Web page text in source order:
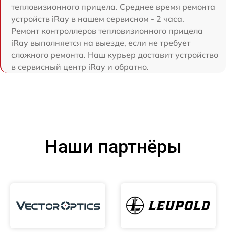
тепловизионного прицела. Среднее время ремонта
устройств iRay в нашем сервисном - 2 часа.
Ремонт контроллеров тепловизионного прицела
iRay выполняется на выезде, если не требует
сложного ремонта. Наш курьер доставит устройство
в сервисный центр iRay и обратно.
Наши партнёры